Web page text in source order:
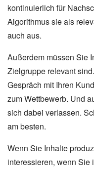
kontinuierlich für
Algorithmus sie als
auch aus.
Außerdem müssen Sie
Zielgruppe relevant
Gespräch mit Ihren
zum Wettbewerb. Und
sich dabei verlassen.
am besten.
Wenn Sie Inhalte
interessieren, wenn Sie